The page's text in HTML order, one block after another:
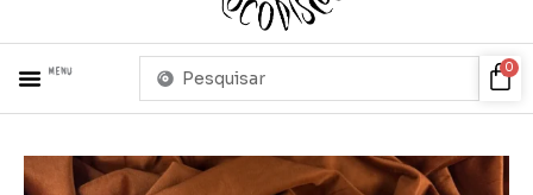
Menu
Pesquisar
0